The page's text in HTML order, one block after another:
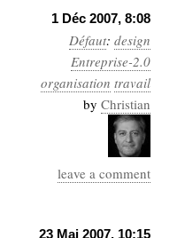
1 Déc 2007, 8:08
Défaut: design
Entreprise-2.0
organisation travail
by Christian
leave a comment
23 Mai 2007, 10:15